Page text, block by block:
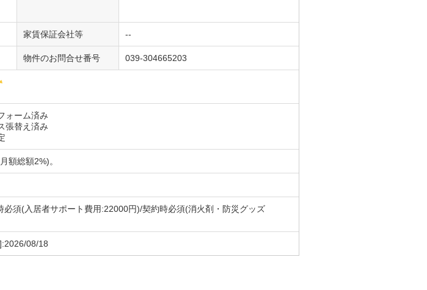
家賃保証会社等 --
物件のお問合せ番号 039-304665203
ォーム済み
張替え済み
額総額2%)。
須(入居者サポート費用:22000円)/契約時必須(消火剤・防災グッズ
08/18